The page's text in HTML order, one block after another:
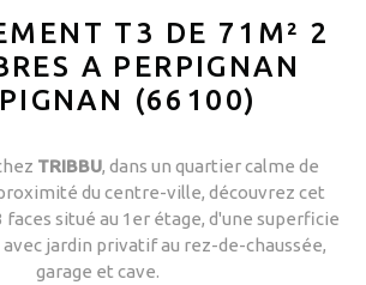
T3 DE 71M² 2
A PERPIGNAN
(66100)
TRIBBU, dans un quartier calme de
du centre-ville, découvrez cet
situé au 1er étage, d'une superficie
avec jardin privatif au rez-de-chaussée,
garage et cave.